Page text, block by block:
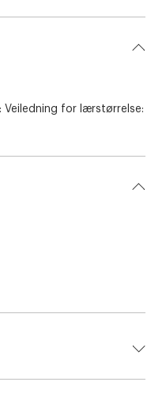
Veiledning for lærstørrelse: